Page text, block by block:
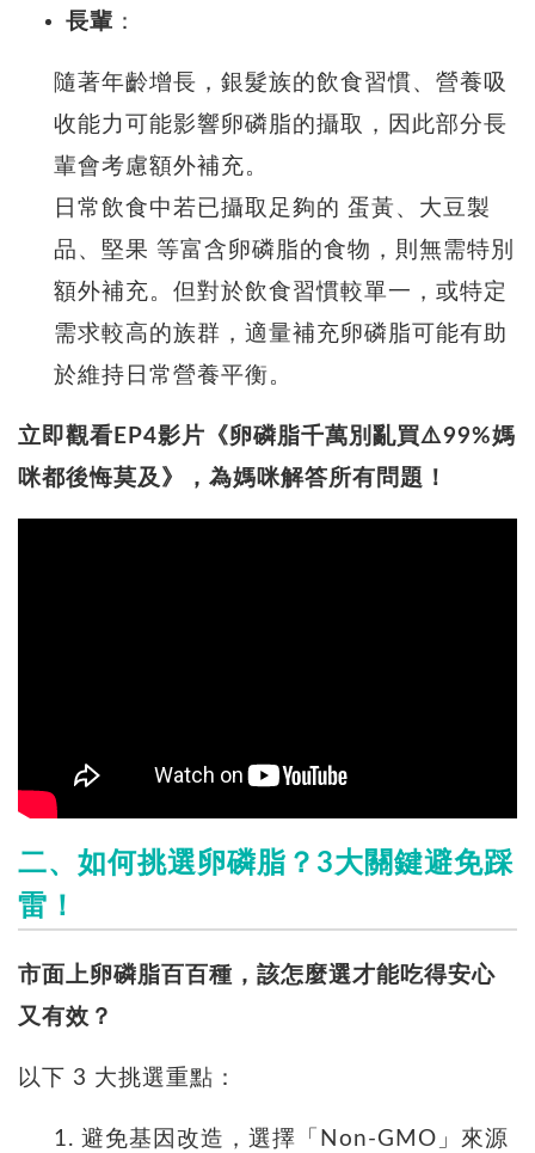
長輩 ：
隨著年齡增長，銀髮族的飲食習慣、營養吸
收能力可能影響卵磷脂的攝取，因此部分長
輩會考慮額外補充。
日常飲食中若已攝取足夠的 蛋黃、大豆製
品、堅果 等富含卵磷脂的食物，則無需特別
額外補充。但對於飲食習慣較單一，或特定
需求較高的族群，適量補充卵磷脂可能有助
於維持日常營養平衡。
立即觀看EP4影片《卵磷脂千萬別亂買⚠️99%媽
咪都後悔莫及》，為媽咪解答所有問題！
二、如何挑選卵磷脂？3大關鍵避免踩
雷！
市面上卵磷脂百百種，該怎麼選才能吃得安心
又有效？
以下 3 大挑選重點：
1. 避免基因改造，選擇「Non-GMO」來源